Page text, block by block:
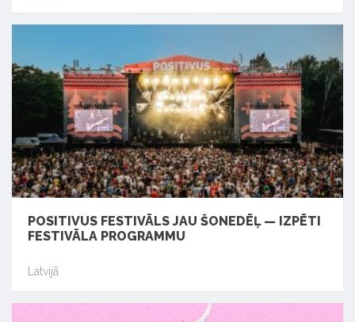
POSITIVUS FESTIVĀLS JAU ŠONEDĒĻ — IZPĒTI
FESTIVĀLA PROGRAMMU
Latvijā